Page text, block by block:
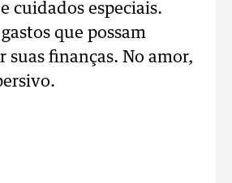
cuidados especiais.
que possam
suas finanças. No amor,